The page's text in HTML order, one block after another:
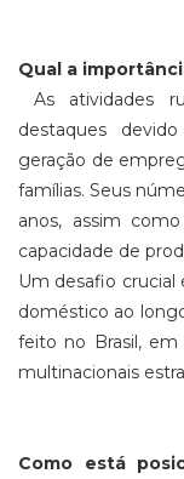
Qual a
As atividades
destaques
geração de
famílias. Seus
anos, assim
capacidade de
Um desafio crucial
doméstico ao
feito no Brasil,
multinacionais
Como está